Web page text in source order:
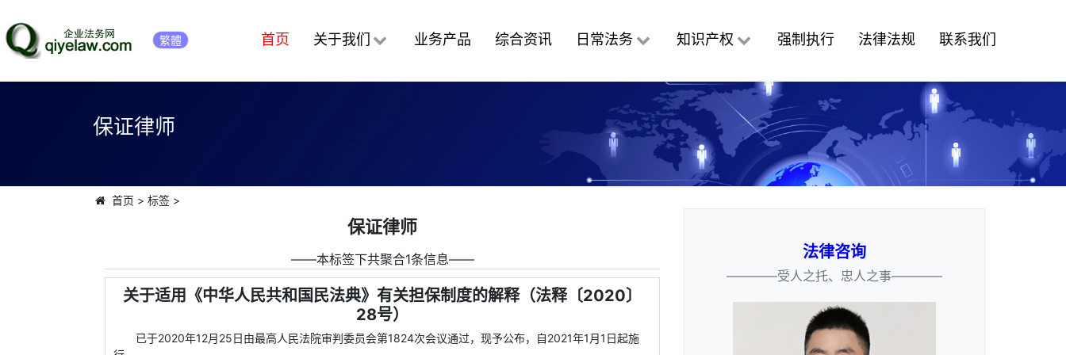
繁體 首页 关于我们 业务产品 综合资讯 日常法务 知识产权 强制执行 法律法规 联系我们
保证律师
首页 > 标签>
保证律师
――本标签下共聚合1条信息――
关于适用《中华人民共和国民法典》有关担保制度的解释（法释〔2020〕
28号）
已于2020年12月25日由最高人民法院审判委员会第1824次会议通过，现予公布，自2021年1月1日起施
法律咨询
————受人之托、忠人之事————